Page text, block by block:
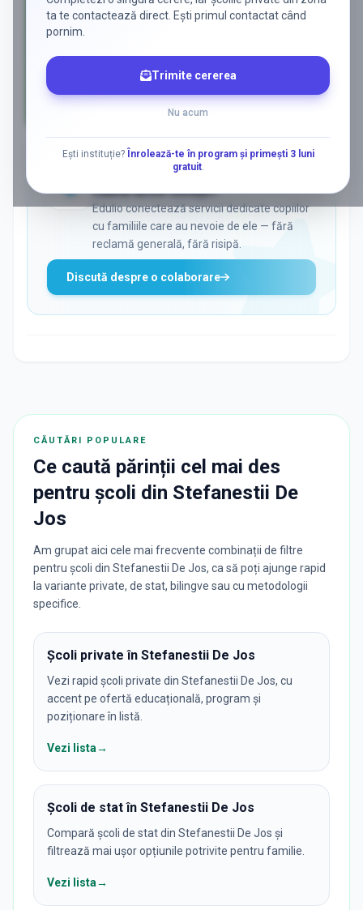
ta te contactează direct. Ești primul contactat când
pornim.
Trimite cererea
Nu acum
Ești instituție?
Înrolează-te în program și primești 3 luni
gratuit.
Vrei să ajungi la părinții care
caută activ soluții?
Edulio conectează servicii dedicate copiilor
cu familiile care au nevoie de ele — fără
reclamă generală, fără risipă.
Discută despre o colaborare
CĂUTĂRI POPULARE
Ce caută părinții cel mai des
pentru școli din Stefanestii De
Jos
Am grupat aici cele mai frecvente combinații de filtre
pentru școli din Stefanestii De Jos, ca să poți ajunge rapid
la variante private, de stat, bilingve sau cu metodologii
specifice.
Școli private în Stefanestii De Jos
Vezi rapid școli private din Stefanestii De Jos, cu
accent pe ofertă educațională, program și
poziționare în listă.
Vezi lista→
Școli de stat în Stefanestii De Jos
Compară școli de stat din Stefanestii De Jos și
filtrează mai ușor opțiunile potrivite pentru familie.
Vezi lista→